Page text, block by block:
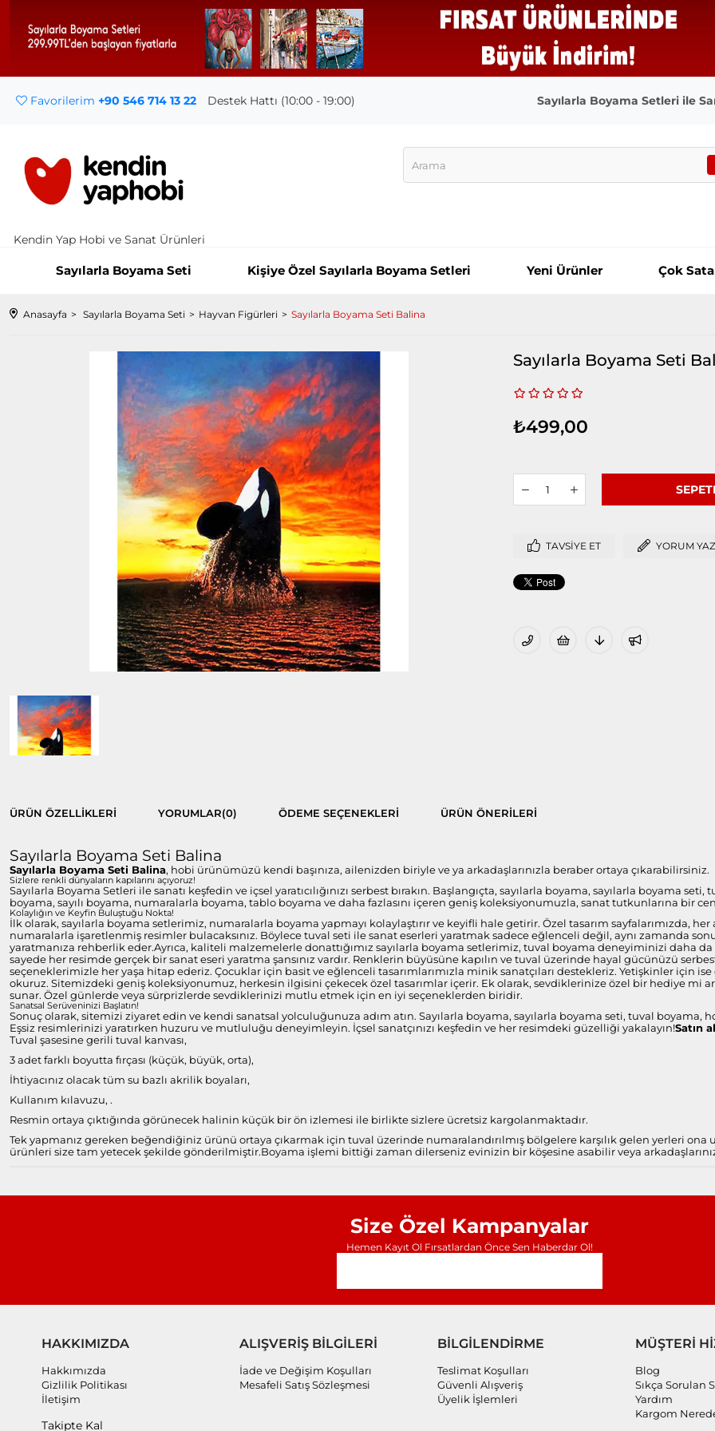
Favorilerim +90 546 714 13 22 Destek Hattı (10:00 - 19:00) Sayılarla Boyama Setleri ile
Kendin Yap Hobi ve Sanat Ürünleri
Sayılarla Boyama Seti Kişiye Özel Sayılarla Boyama Setleri Yeni Ürünler Çok
Anasayfa Sayılarla Boyama Seti Hayvan Figürleri Sayılarla Boyama Seti Balina
Sayılarla Boyama Seti
₺499,00
TAVSIYE ET YORUM YAZ
ÜRÜN ÖZELLIKLERI YORUMLAR(0) ÖDEME SEÇENEKLERI ÜRÜN ÖNERILERI
Sayılarla Boyama Seti Balina
Sayılarla Boyama Seti Balina, hobi ürünümüzü kendi başınıza, ailenizden biriyle ve ya arkadaşlarınızla beraber ortaya çıkarabilirsiniz.
Sizlere renkli dünyaların kapılarını açıyoruz!
Sayılarla Boyama Setleri ile sanatı keşfedin ve içsel yaratıcılığınızı serbest bırakın. Başlangıçta, sayılarla boyama, sayılarla boyama
boyama, sayılı boyama, numaralarla boyama, tablo boyama ve daha fazlasını içeren geniş koleksiyonumuzla, sanat tutkunlarına bir
Kolaylığın ve Keyfin Buluştuğu Nokta!
İlk olarak, sayılarla boyama setlerimiz, numaralarla boyama yapmayı kolaylaştırır ve keyifli hale getirir. Özel tasarım sayfalarımızda,
numaralarla işaretlenmiş resimler bulacaksınız. Böylece tuval seti ile sanat eserleri yaratmak sadece eğlenceli değil, aynı zamanda
yaratmanıza rehberlik eder.Ayrıca, kaliteli malzemelerle donattığımız sayılarla boyama setlerimiz, tuval boyama deneyiminizi daha da
sayede her resimde gerçek bir sanat eseri yaratma şansınız vardır. Renklerin büyüsüne kapılın ve tuval üzerinde hayal gücünüzü
seçeneklerimizle her yaşa hitap ederiz. Çocuklar için basit ve eğlenceli tasarımlarımızla minik sanatçıları destekleriz. Yetişkinler için
okuruz. Sitemizdeki geniş koleksiyonumuz, herkesin ilgisini çekecek özel tasarımlar içerir. Ek olarak, sevdiklerinize özel bir hediye mi
sunar. Özel günlerde veya sürprizlerde sevdiklerinizi mutlu etmek için en iyi seçeneklerden biridir.
Sanatsal Serüveninizi Başlatın!
Sonuç olarak, sitemizi ziyaret edin ve kendi sanatsal yolculuğunuza adım atın. Sayılarla boyama, sayılarla boyama seti, tuval
Eşsiz resimlerinizi yaratırken huzuru ve mutluluğu deneyimleyin. İçsel sanatçınızı keşfedin ve her resimdeki güzelliği yakalayın!Satın
Tuval şasesine gerili tuval kanvası,
3 adet farklı boyutta fırçası (küçük, büyük, orta),
İhtiyacınız olacak tüm su bazlı akrilik boyaları,
Kullanım kılavuzu, .
Resmin ortaya çıktığında görünecek halinin küçük bir ön izlemesi ile birlikte sizlere ücretsiz kargolanmaktadır.
Tek yapmanız gereken beğendiğiniz ürünü ortaya çıkarmak için tuval üzerinde numaralandırılmış bölgelere karşılık gelen yerleri ona
ürünleri size tam yetecek şekilde gönderilmiştir.Boyama işlemi bittiği zaman dilerseniz evinizin bir köşesine asabilir veya
Size Özel Kampanyalar
Hemen Kayıt Ol Fırsatlardan Önce Sen Haberdar Ol!
HAKKIMIZDA
Hakkımızda
Gizlilik Politikası
İletişim
Takipte Kal
ALIŞVERİŞ BİLGİLERİ
İade ve Değişim Koşulları
Mesafeli Satış Sözleşmesi
BİLGİLENDİRME
Teslimat Koşulları
Güvenli Alışveriş
Üyelik İşlemleri
MÜŞTERİ
Blog
Sıkça Sorulan
Yardım
Kargom